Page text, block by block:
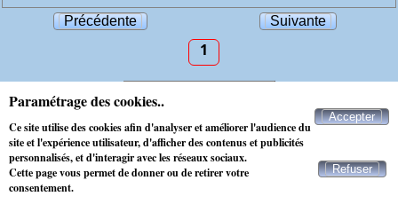
Paramétrage des cookies..
Ce site utilise des cookies afin d'analyser et améliorer l'audience du
site et l'expérience utilisateur, d'afficher des contenus et publicités
personnalisés, et d'interagir avec les réseaux sociaux.
Cette page vous permet de donner ou de retirer votre
consentement.
Accepter
Refuser
Précédente Suivante
1
Contacter Maxichat